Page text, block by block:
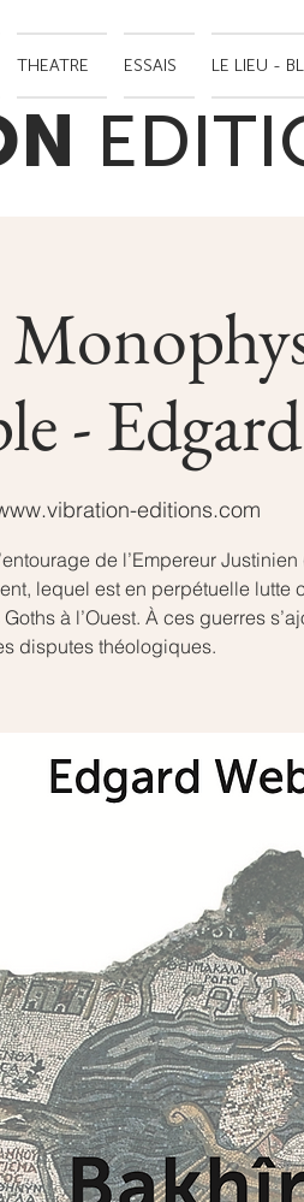
THEATRE ESSAIS LE LIEU -
-
editions.com
de l’Empereur Justinien
lequel est en perpétuelle lutte
à l’Ouest. À ces guerres
disputes théologiques.